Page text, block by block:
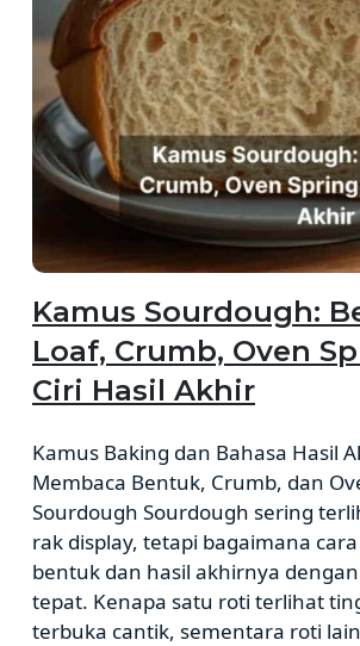
Kamus Sourdough:
Loaf, Crumb, Oven
Ciri Hasil Akhir
Kamus Baking dan Bahasa Hasil
Membaca Bentuk, Crumb, dan
Sourdough Sourdough sering
rak display, tetapi bagaimana
bentuk dan hasil akhirnya
tepat. Kenapa satu roti terlihat
terbuka cantik, sementara roti